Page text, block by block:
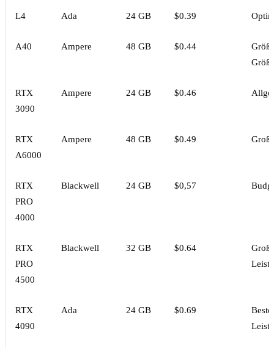
L4 Ada 24 GB $0.39
A40 Ampere 48 GB $0.44
RTX
3090
Ampere 24 GB $0.46
RTX
A6000
Ampere 48 GB $0.49
RTX
PRO
4000
Blackwell 24 GB $0,57
RTX
PRO
4500
Blackwell 32 GB $0.64
RTX
4090
Ada 24 GB $0.69